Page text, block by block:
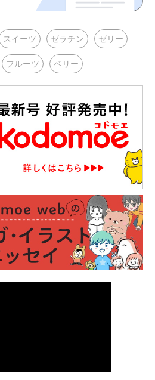
スイーツ ゼラチン ゼリー
フルーツ ベリー